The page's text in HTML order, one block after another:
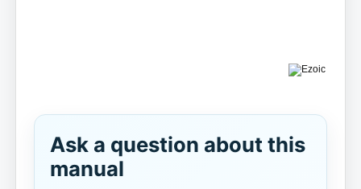
Ask a question about this
manual